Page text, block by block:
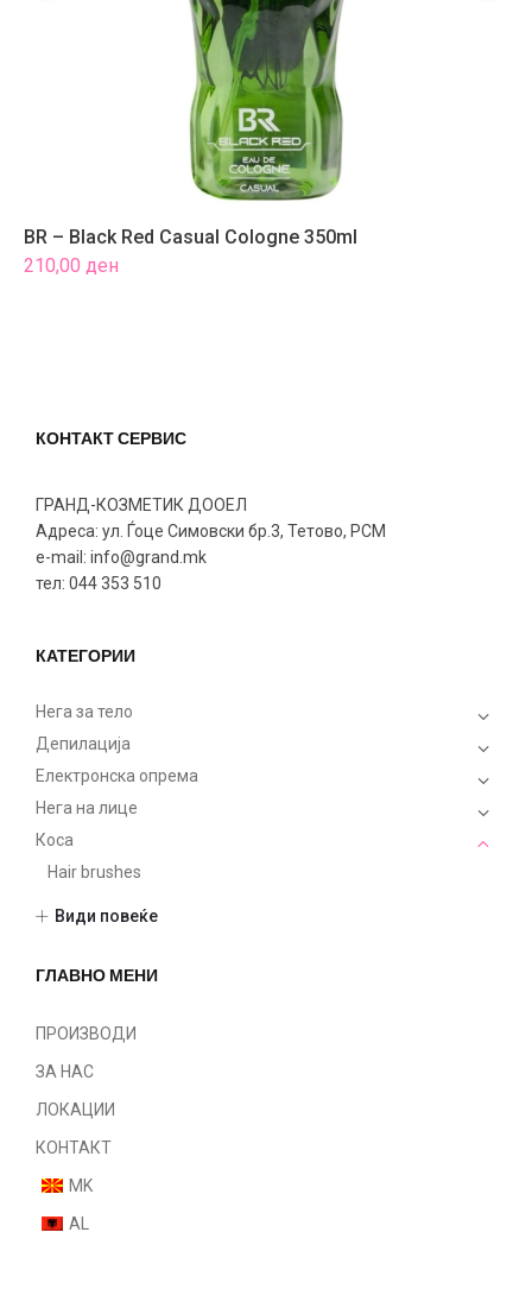
BR – Black Red Casual Cologne 350ml
210,00 ден
КОНТАКТ СЕРВИС
ГРАНД-КОЗМЕТИК ДООЕЛ
Адреса: ул. Ѓоце Симовски бр.3, Тетово, РСМ
e-mail: info@grand.mk
тел: 044 353 510
КАТЕГОРИИ
Нега за тело
Депилација
Електронска опрема
Нега на лице
Коса
Hair brushes
Hair dye
Masks
Serums
Shampoo
Шминка
Нокти
Види повеќе
ГЛАВНО МЕНИ
ПРОИЗВОДИ
ЗА НАС
ЛОКАЦИИ
КОНТАКТ
MK
AL